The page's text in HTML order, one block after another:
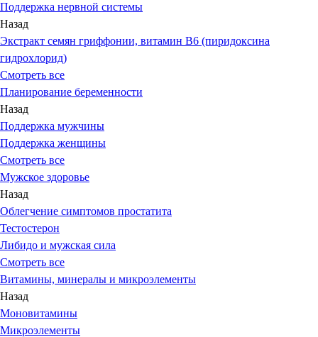
Поддержка нервной системы
Назад
Экстракт семян гриффонии, витамин В6 (пиридоксина
гидрохлорид)
Смотреть все
Планирование беременности
Назад
Поддержка мужчины
Поддержка женщины
Смотреть все
Мужское здоровье
Назад
Облегчение симптомов простатита
Тестостерон
Либидо и мужская сила
Смотреть все
Витамины, минералы и микроэлементы
Назад
Моновитамины
Микроэлементы